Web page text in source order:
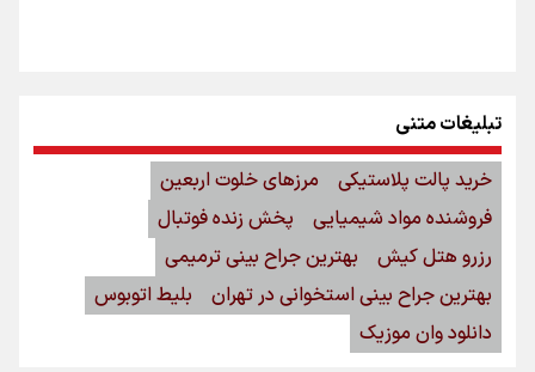
تبلیغات متنی
خرید پالت پلاستیکی
مرزهای خلوت اربعین
فروشنده مواد شیمیایی
پخش زنده فوتبال
رزرو هتل کیش
بهترین جراح بینی ترمیمی
بهترین جراح بینی استخوانی در تهران
بلیط اتوبوس
دانلود وان موزیک